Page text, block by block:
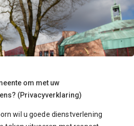
om met uw
(Privacyverklaring)
wil u goede dienstverlening